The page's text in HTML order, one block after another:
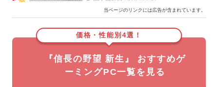
当ページのリンクには広告が含まれています。
価格・性能別4選！
『信長の野望 新生』 おすすめゲ
ーミングPC一覧を見る